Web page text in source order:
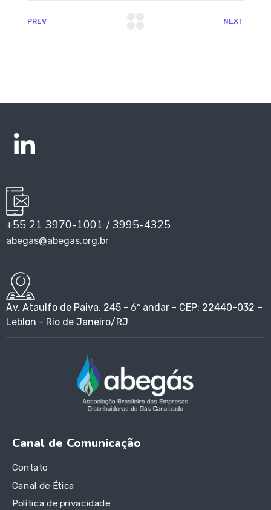
PREV NEXT
+55 21 3970-1001 / 3995-4325
abegas@abegas.org.br
Av. Ataulfo de Paiva, 245 - 6º andar - CEP: 22440-032 –
Leblon - Rio de Janeiro/RJ
Canal de Comunicação
Contato
Canal de Ética
Política de privacidade